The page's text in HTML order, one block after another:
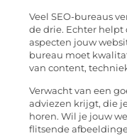
Veel SEO-bureaus
de drie. Echter
aspecten jouw
bureau moet
van content,
Verwacht van een
adviezen krijgt, die
horen. Wil je jouw
flitsende